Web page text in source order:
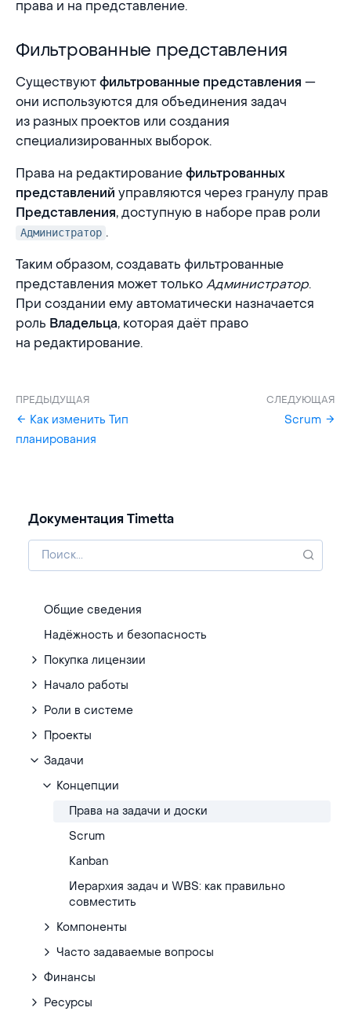
Документация Timetta
Общие сведения
Надёжность и безопасность
Покупка лицензии
Начало работы
Роли в системе
Проекты
Задачи
Концепции
Права на задачи и доски
Scrum
Kanban
Иерархия задач и WBS: как правильно
совместить
Компоненты
Часто задаваемые вопросы
Финансы
Ресурсы
права и на представление.
Фильтрованные представления
Фильтрованные представления
Существуют фильтрованные представления —
они используются для объединения задач
из разных проектов или создания
специализированных выборок.
Права на редактирование фильтрованных
представлений управляются через гранулу прав
Представления, доступную в наборе прав роли
Администратор .
Таким образом, создавать фильтрованные
представления может толькоАдминистратор.
При создании ему автоматически назначается
роль Владельца, которая даёт право
на редактирование.
ПРЕДЫДУЩАЯ
Как изменить Тип
планирования
СЛЕДУЮЩАЯ
Scrum